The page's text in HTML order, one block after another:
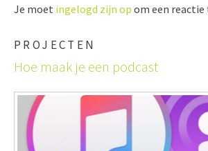
Je moet ingelogd zijn op om een
PROJECTEN
Hoe maak je een podcast